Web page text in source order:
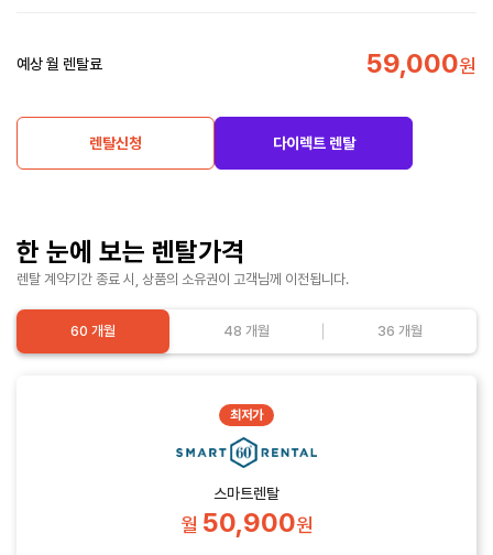
예상 월 렌탈료 59,000원
렌탈신청 다이렉트 렌탈
한 눈에 보는 렌탈가격
렌탈 계약기간 종료 시, 상품의 소유권이 고객님께 이전됩니다.
60 개월 48 개월 36 개월
최저가
스마트렌탈
월 50,900원